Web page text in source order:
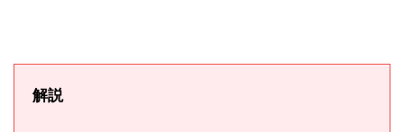
解説